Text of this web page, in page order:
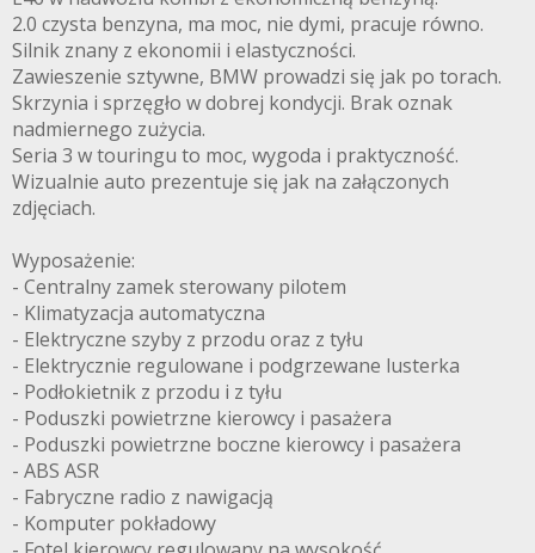
2.0 czysta benzyna, ma moc, nie dymi, pracuje równo.
Silnik znany z ekonomii i elastyczności.
Zawieszenie sztywne, BMW prowadzi się jak po torach.
Skrzynia i sprzęgło w dobrej kondycji. Brak oznak
nadmiernego zużycia.
Seria 3 w touringu to moc, wygoda i praktyczność.
Wizualnie auto prezentuje się jak na załączonych
zdjęciach.
Wyposażenie:
- Centralny zamek sterowany pilotem
- Klimatyzacja automatyczna
- Elektryczne szyby z przodu oraz z tyłu
- Elektrycznie regulowane i podgrzewane lusterka
- Podłokietnik z przodu i z tyłu
- Poduszki powietrzne kierowcy i pasażera
- Poduszki powietrzne boczne kierowcy i pasażera
- ABS ASR
- Fabryczne radio z nawigacją
- Komputer pokładowy